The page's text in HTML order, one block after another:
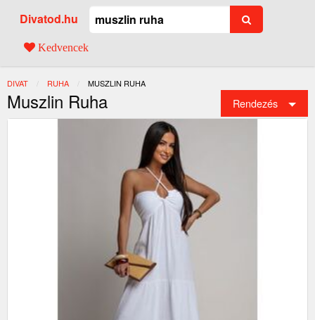
Divatod.hu
Kedvencek
DIVAT RUHA JELENLEGI:
MUSZLIN RUHA
Muszlin Ruha Rendezés